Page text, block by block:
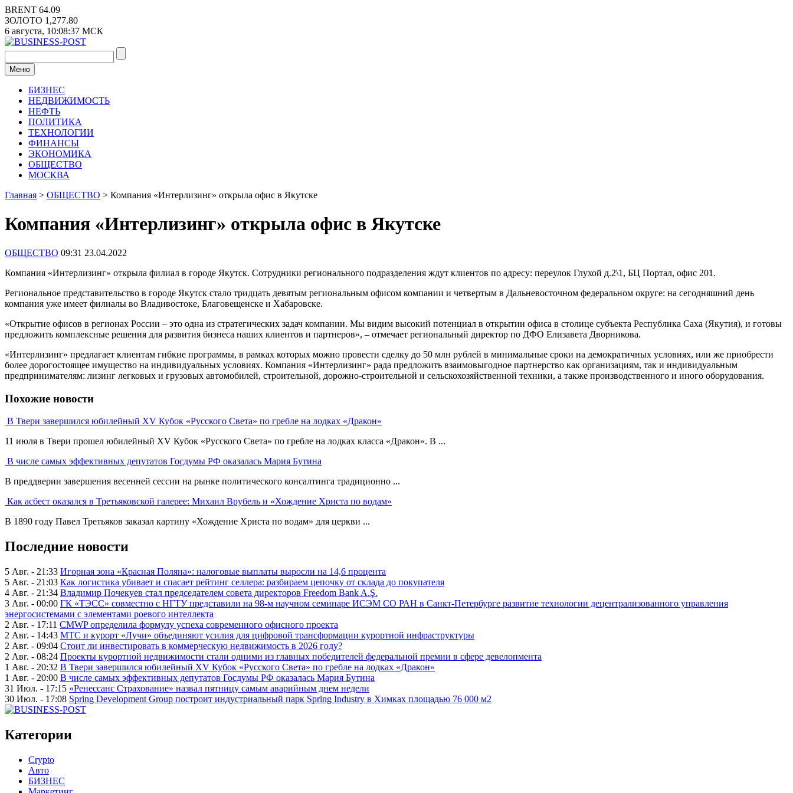
Перейти
к
содержимому
BRENT 64.09
ЗОЛОТО 1,277.80
6 августа, 10:08:37 МСК
Меню
БИЗНЕС
НЕДВИЖИМОСТЬ
НЕФТЬ
ПОЛИТИКА
ТЕХНОЛОГИИ
ФИНАНСЫ
ЭКОНОМИКА
ОБЩЕСТВО
МОСКВА
Главная > ОБЩЕСТВО > Компания «Интерлизинг» открыла офис в Якутске
Компания «Интерлизинг» открыла офис в Якутске
ОБЩЕСТВО 09:31 23.04.2022
Компания «Интерлизинг» открыла филиал в городе Якутск. Сотрудники регионального подразделения ждут клиентов по адресу: переулок Глухой д.2\1, БЦ Портал, офис 201.
Региональное представительство в городе Якутск стало тридцать девятым региональным офисом компании и четвертым в Дальневосточном федеральном округе: на сегодняшний день
компания уже имеет филиалы во Владивостоке, Благовещенске и Хабаровске.
«Открытие офисов в регионах России – это одна из стратегических задач компании. Мы видим высокий потенциал в открытии офиса в столице субъекта Республика Саха (Якутия), и готовы
предложить комплексные решения для развития бизнеса наших клиентов и партнеров», – отмечает региональный директор по ДФО Елизавета Дворникова.
«Интерлизинг» предлагает клиентам гибкие программы, в рамках которых можно провести сделку до 50 млн рублей в минимальные сроки на демократичных условиях, или же приобрести
более дорогостоящее имущество на индивидуальных условиях. Компания «Интерлизинг» рада предложить взаимовыгодное партнерство как организациям, так и индивидуальным
предпринимателям: лизинг легковых и грузовых автомобилей, строительной, дорожно-строительной и сельскохозяйственной техники, а также производственного и иного оборудования.
Похожие новости
В Твери завершился юбилейный XV Кубок «Русского Света» по гребле на лодках «Дракон»
11 июля в Твери прошел юбилейный XV Кубок «Русского Света» по гребле на лодках класса «Дракон». В ...
В числе самых эффективных депутатов Госдумы РФ оказалась Мария Бутина
В преддверии завершения весенней сессии на рынке политического консалтинга традиционно ...
Как асбест оказался в Третьяковской галерее: Михаил Врубель и «Хождение Христа по водам»
В 1890 году Павел Третьяков заказал картину «Хождение Христа по водам» для церкви ...
Последние новости
5 Авг. - 21:33 Игорная зона «Красная Поляна»: налоговые выплаты выросли на 14,6 процента
5 Авг. - 21:03 Как логистика убивает и спасает рейтинг селлера: разбираем цепочку от склада до покупателя
4 Авг. - 21:34 Владимир Почекуев стал председателем совета директоров Freedom Bank A.Ş.
3 Авг. - 00:00 ГК «ТЭСС» совместно с НГТУ представили на 98-м научном семинаре ИСЭМ СО РАН в Санкт-Петербурге развитие технологии децентрализованного управления
энергосистемами с элементами роевого интеллекта
2 Авг. - 17:11 CMWP определила формулу успеха современного офисного проекта
2 Авг. - 14:43 МТС и курорт «Лучи» объединяют усилия для цифровой трансформации курортной инфраструктуры
2 Авг. - 09:04 Стоит ли инвестировать в коммерческую недвижимость в 2026 году?
2 Авг. - 08:24 Проекты курортной недвижимости стали одними из главных победителей федеральной премии в сфере девелопмента
1 Авг. - 20:32 В Твери завершился юбилейный XV Кубок «Русского Света» по гребле на лодках «Дракон»
1 Авг. - 20:00 В числе самых эффективных депутатов Госдумы РФ оказалась Мария Бутина
31 Июл. - 17:15 «Ренессанс Страхование» назвал пятницу самым аварийным днем недели
30 Июл. - 17:08 Spring Development Group построит индустриальный парк Spring Industry в Химках площадью 76 000 м2
Категории
Crypto
Авто
БИЗНЕС